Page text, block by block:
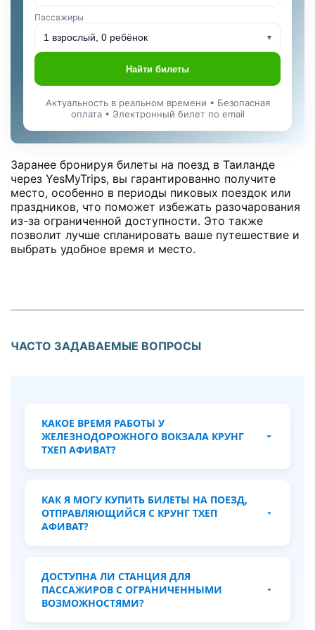
Пассажиры
1 взрослый, 0 ребёнок ▾
Найти билеты
Актуальность в реальном времени • Безопасная
оплата • Электронный билет по email
Заранее бронируя билеты на поезд в Таиланде
через YesMyTrips, вы гарантированно получите
место, особенно в периоды пиковых поездок или
праздников, что поможет избежать разочарования
из-за ограниченной доступности. Это также
позволит лучше спланировать ваше путешествие и
выбрать удобное время и место.
ЧАСТО ЗАДАВАЕМЫЕ ВОПРОСЫ
КАКОЕ ВРЕМЯ РАБОТЫ У
ЖЕЛЕЗНОДОРОЖНОГО ВОКЗАЛА КРУНГ
ТХЕП АФИВАТ?
поезда ходят в течение всего дня и
вечером. Точные часы работы касс и
КАК Я МОГУ КУПИТЬ БИЛЕТЫ НА ПОЕЗД,
ОТПРАВЛЯЮЩИЙСЯ С КРУНГ ТХЕП
АФИВАТ?
билеты онлайн через YesMyTrips, чтобы
обеспечить место и избежать
ДОСТУПНА ЛИ СТАНЦИЯ ДЛЯ
ПАССАЖИРОВ С ОГРАНИЧЕННЫМИ
ВОЗМОЖНОСТЯМИ?